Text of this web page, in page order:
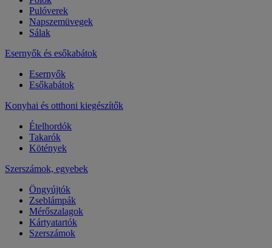
Pulóverek
Napszemüvegek
Sálak
Esernyők és esőkabátok
Esernyők
Esőkabátok
Konyhai és otthoni kiegészítők
Ételhordók
Takarók
Kötények
Szerszámok, egyebek
Öngyújtók
Zseblámpák
Mérőszalagok
Kártyatartók
Szerszámok